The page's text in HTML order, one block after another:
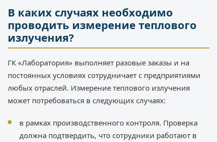
В каких случаях необходимо
проводить измерение теплового
излучения?
ГК «Лаборатория» выполняет разовые заказы и на
постоянных условиях сотрудничает с предприятиями
любых отраслей. Измерение теплового излучения
может потребоваться в следующих случаях:
в рамках производственного контроля. Проверка
должна подтвердить, что сотрудники работают в